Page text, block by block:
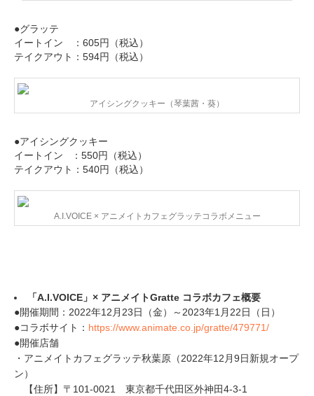
●グラッテ
イートイン ：605円（税込）
テイクアウト：594円（税込）
アイシングクッキー（琴葉茜・葵）
●アイシングクッキー
イートイン ：550円（税込）
テイクアウト：540円（税込）
A.I.VOICE × アニメイトカフェグラッテコラボメニュー
「A.I.VOICE」× アニメイトGratte コラボカフェ概要
●開催期間：2022年12月23日（金）～2023年1月22日（日）
●コラボサイト： https://www.animate.co.jp/gratte/479771/
●開催店舗
・アニメイトカフェグラッテ秋葉原（2022年12月9日新規オープ
ン）
【住所】〒101-0021 東京都千代田区外神田4-3-1